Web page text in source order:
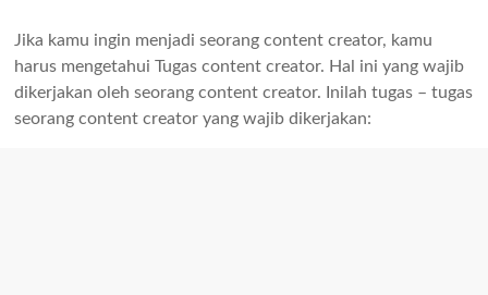
Jika kamu ingin menjadi seorang content creator, kamu
harus mengetahui Tugas content creator. Hal ini yang wajib
dikerjakan oleh seorang content creator. Inilah tugas – tugas
seorang content creator yang wajib dikerjakan: